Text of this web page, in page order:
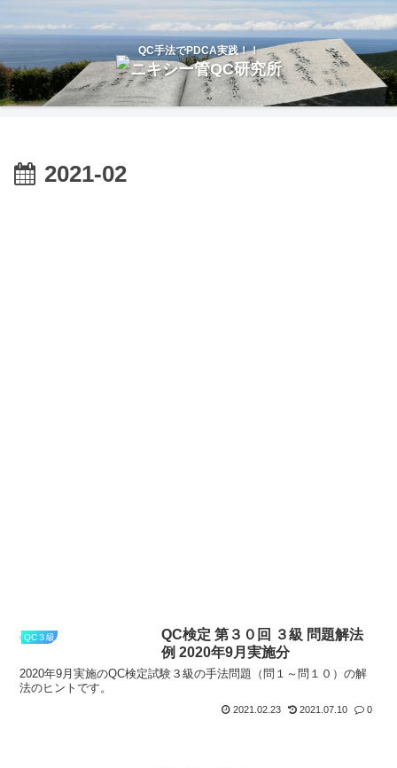
QC手法でPDCA実践！！
2021-02
QC３級
QC検定 第３０回 ３級 問題解法
例 2020年9月実施分
2020年9月実施のQC検定試験３級の手法問題（問１～問１０）の解
法のヒントです。
2021.02.23 2021.07.10 0